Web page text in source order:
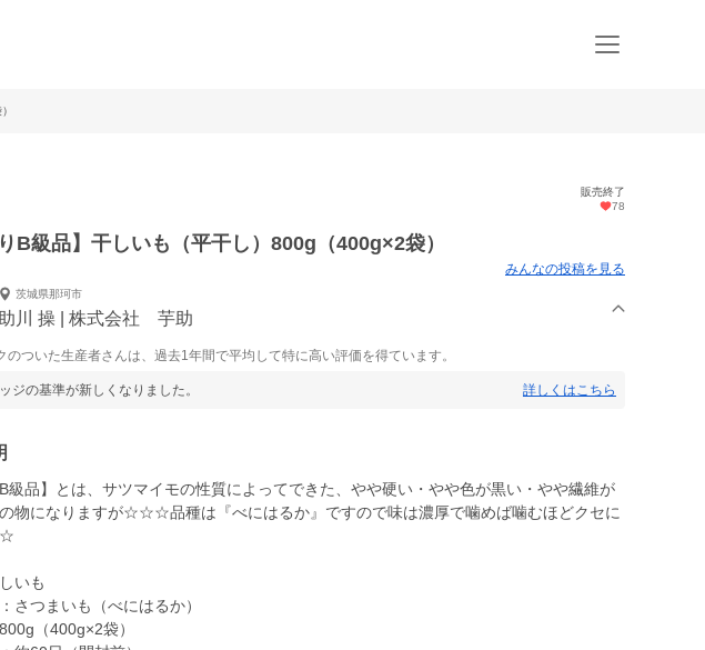
販売終了
78
りB級品】干しいも（平干し）800g（400g×2袋）
みんなの投稿を見る
茨城県那珂市
助川 操 | 株式会社 芋助
のついた生産者さんは、過去1年間で平均して特に高い評価を得ています。
ジの基準が新しくなりました。 詳しくはこちら
B級品】とは、サツマイモの性質によってできた、やや硬い・やや色が黒い・やや繊維が
物になりますが☆☆☆品種は『べにはるか』ですので味は濃厚で噛めば噛むほどクセに
いも
さつまいも（べにはるか）
（400g×2袋）